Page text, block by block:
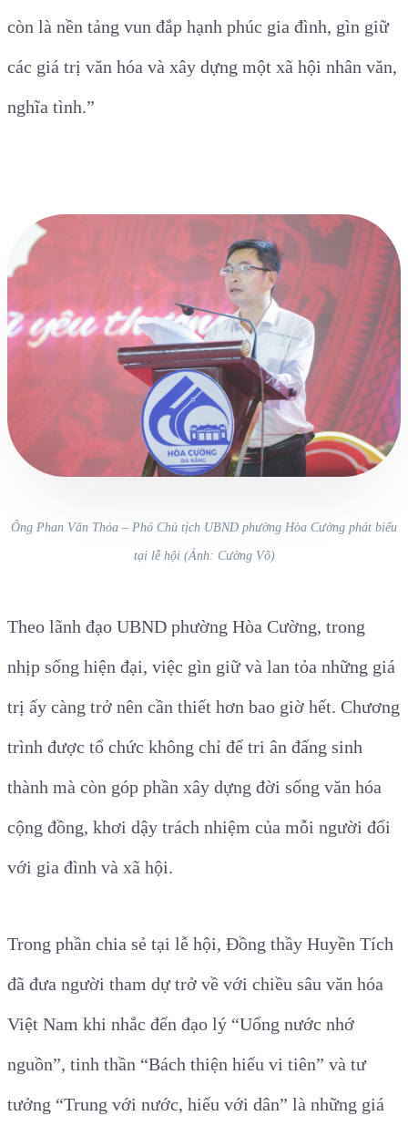
còn là nền tảng vun đắp hạnh phúc gia đình, gìn giữ
các giá trị văn hóa và xây dựng một xã hội nhân văn,
nghĩa tình.”
Ông Phan Văn Thỏa – Phó Chủ tịch UBND phường Hòa Cường phát biểu
tại lễ hội (Ảnh: Cường Võ)
Theo lãnh đạo UBND phường Hòa Cường, trong
nhịp sống hiện đại, việc gìn giữ và lan tỏa những giá
trị ấy càng trở nên cần thiết hơn bao giờ hết. Chương
trình được tổ chức không chỉ để tri ân đấng sinh
thành mà còn góp phần xây dựng đời sống văn hóa
cộng đồng, khơi dậy trách nhiệm của mỗi người đối
với gia đình và xã hội.
Trong phần chia sẻ tại lễ hội, Đồng thầy Huyền Tích
đã đưa người tham dự trở về với chiều sâu văn hóa
Việt Nam khi nhắc đến đạo lý “Uống nước nhớ
nguồn”, tinh thần “Bách thiện hiếu vi tiên” và tư
tưởng “Trung với nước, hiếu với dân” là những giá